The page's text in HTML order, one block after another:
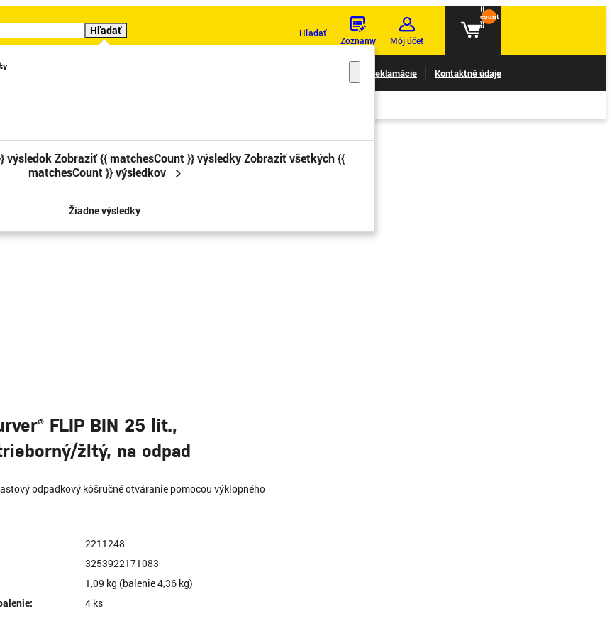
Hľadať
výsledok Zobraziť {{ matchesCount }} výsledky Zobraziť všetkých {{
matchesCount }} výsledkov
Žiadne výsledky
Hľadať
Zoznamy Môj účet
{{
count
}}
Reklamácie Kontaktné údaje
FLIP BIN 25 lit.,
žltý, na odpad
odpadkový kôšručné otváranie pomocou výklopného
2211248
3253922171083
1,09 kg (balenie 4,36 kg)
4 ks